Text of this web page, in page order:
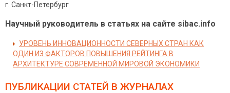
г. Санкт-Петербург
Научный руководитель в статьях на сайте sibac.info
УРОВЕНЬ ИННОВАЦИОННОСТИ СЕВЕРНЫХ СТРАН КАК
ОДИН ИЗ ФАКТОРОВ ПОВЫШЕНИЯ РЕЙТИНГА В
АРХИТЕКТУРЕ СОВРЕМЕННОЙ МИРОВОЙ ЭКОНОМИКИ
ПУБЛИКАЦИИ СТАТЕЙ В ЖУРНАЛАХ